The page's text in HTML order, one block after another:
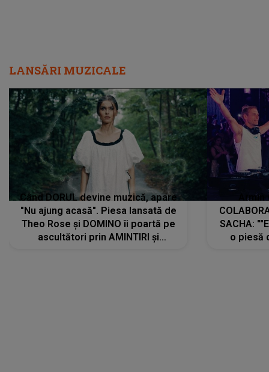
LANSĂRI MUZICALE
Când DORUL devine muzică, apare
"Nu ajung acasă". Piesa lansată de
Theo Rose și DOMINO îi poartă pe
ascultători prin AMINTIRI și
SACHA:
o piesă